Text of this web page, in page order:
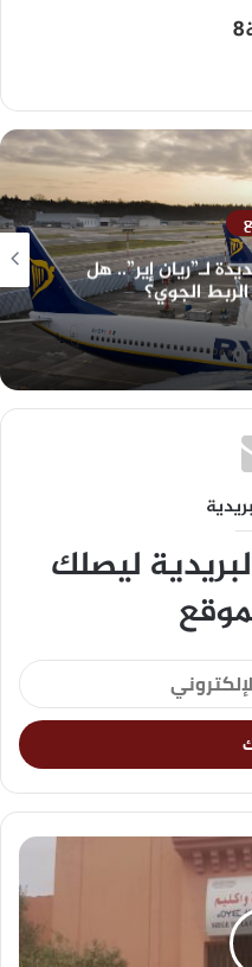
لـ”ريان إير”.. هل
الجوي؟
ليصلك